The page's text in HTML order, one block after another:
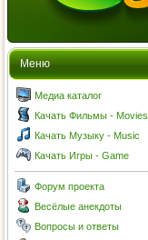
Меню
Медиа каталог
Качать Фильмы - Movies
Качать Музыку - Music
Качать Игры - Game
Форум проекта
Весёлые анекдоты
Вопросы и ответы